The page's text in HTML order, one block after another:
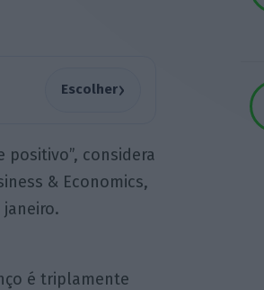
Escolher›
positivo”, considera
& Economics,
é triplamente